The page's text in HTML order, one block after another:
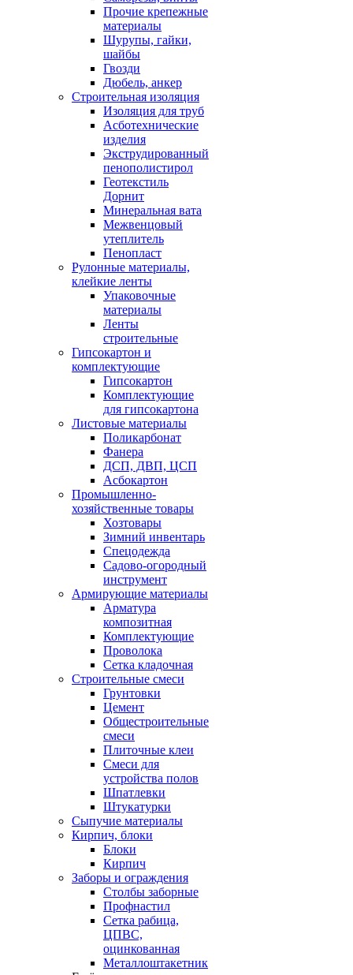
Прочие крепежные
материалы
Шурупы, гайки,
шайбы
Гвозди
Дюбель, анкер
Строительная изоляция
Изоляция для труб
Асботехнические
изделия
Экструдированный
пенополистирол
Геотекстиль
Дорнит
Минеральная вата
Межвенцовый
утеплитель
Пенопласт
Рулонные материалы,
клейкие ленты
Упаковочные
материалы
Ленты
строительные
Гипсокартон и
комплектующие
Гипсокартон
Комплектующие
для гипсокартона
Листовые материалы
Поликарбонат
Фанера
ДСП, ДВП, ЦСП
Асбокартон
Промышленно-
хозяйственные товары
Хозтовары
Зимний инвентарь
Спецодежда
Садово-огородный
инструмент
Армирующие материалы
Арматура
композитная
Комплектующие
Проволока
Сетка кладочная
Строительные смеси
Грунтовки
Цемент
Общестроительные
смеси
Плиточные клеи
Смеси для
устройства полов
Шпатлевки
Штукатурки
Сыпучие материалы
Кирпич, блоки
Блоки
Кирпич
Заборы и ограждения
Столбы заборные
Профнастил
Сетка рабица,
ЦПВС,
оцинкованная
Металлоштакетник